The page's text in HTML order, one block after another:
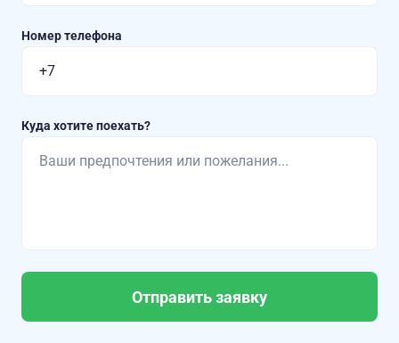
Номер телефона
Куда хотите поехать?
Отправить заявку